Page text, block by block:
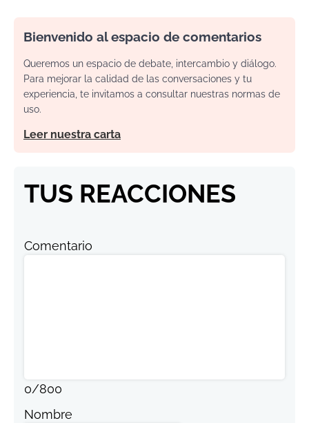
Bienvenido al espacio de comentarios
Queremos un espacio de debate, intercambio y diálogo.
Para mejorar la calidad de las conversaciones y tu
experiencia, te invitamos a consultar nuestras normas de
uso.
Leer nuestra carta
TUS REACCIONES
Comentario
0/800
Nombre